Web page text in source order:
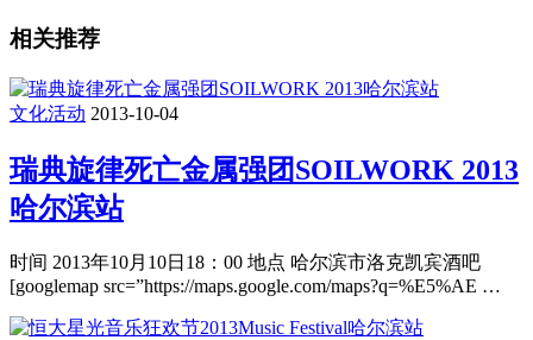
相关推荐
文化活动 2013-10-04
瑞典旋律死亡金属强团SOILWORK 2013
哈尔滨站
时间 2013年10月10日18：00 地点 哈尔滨市洛克凯宾酒吧
[googlemap src=”https://maps.google.com/maps?q=%E5%AE …